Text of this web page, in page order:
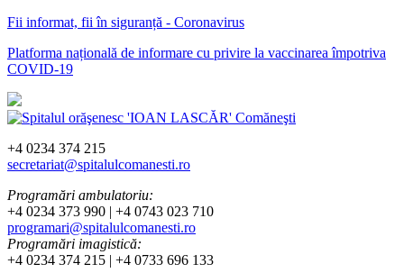
Fii informat, fii în siguranță - Coronavirus
Platforma națională de informare cu privire la vaccinarea împotriva
COVID-19
+4 0234 374 215
secretariat@spitalulcomanesti.ro
Programări ambulatoriu:
+4 0234 373 990 | +4 0743 023 710
programari@spitalulcomanesti.ro
Programări imagistică:
+4 0234 374 215 | +4 0733 696 133